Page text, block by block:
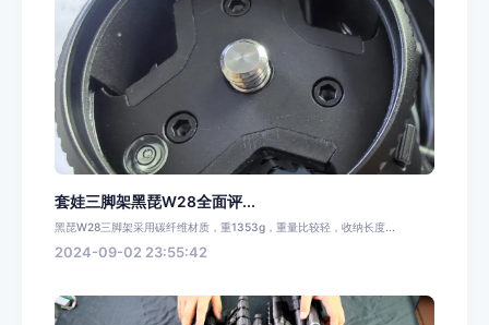
套娃三脚架黑琵W28全面评...
黑琵W28三脚架采用碳纤维材质，重1353g，重量比较轻，收纳长度...
2024-09-02 23:55:42